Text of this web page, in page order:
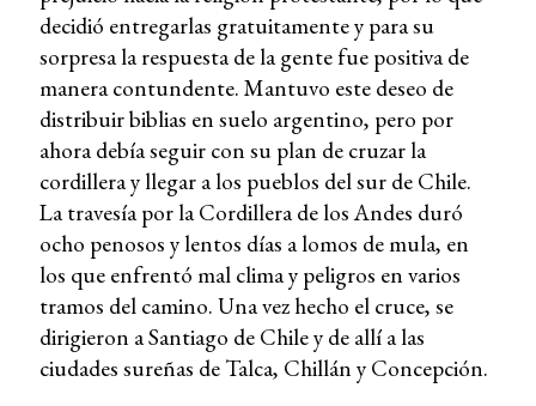
decidió entregarlas gratuitamente y para su
sorpresa la respuesta de la gente fue positiva de
manera contundente. Mantuvo este deseo de
distribuir biblias en suelo argentino, pero por
ahora debía seguir con su plan de cruzar la
cordillera y llegar a los pueblos del sur de Chile.
La travesía por la Cordillera de los Andes duró
ocho penosos y lentos días a lomos de mula, en
los que enfrentó mal clima y peligros en varios
tramos del camino. Una vez hecho el cruce, se
dirigieron a Santiago de Chile y de allí a las
ciudades sureñas de Talca, Chillán y Concepción.